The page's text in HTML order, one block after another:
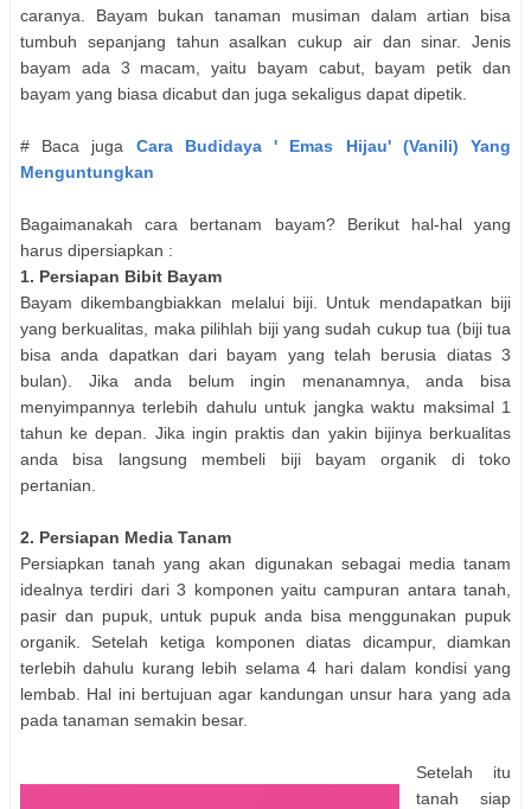
caranya. Bayam bukan tanaman musiman dalam artian bisa
tumbuh sepanjang tahun asalkan cukup air dan sinar. Jenis
bayam ada 3 macam, yaitu bayam cabut, bayam petik dan
bayam yang biasa dicabut dan juga sekaligus dapat dipetik.
# Baca juga Cara Budidaya ' Emas Hijau' (Vanili) Yang
Menguntungkan
Bagaimanakah cara bertanam bayam? Berikut hal-hal yang
harus dipersiapkan :
1. Persiapan Bibit Bayam
Bayam dikembangbiakkan melalui biji. Untuk mendapatkan biji
yang berkualitas, maka pilihlah biji yang sudah cukup tua (biji tua
bisa anda dapatkan dari bayam yang telah berusia diatas 3
bulan). Jika anda belum ingin menanamnya, anda bisa
menyimpannya terlebih dahulu untuk jangka waktu maksimal 1
tahun ke depan. Jika ingin praktis dan yakin bijinya berkualitas
anda bisa langsung membeli biji bayam organik di toko
pertanian.
2. Persiapan Media Tanam
Persiapkan tanah yang akan digunakan sebagai media tanam
idealnya terdiri dari 3 komponen yaitu campuran antara tanah,
pasir dan pupuk, untuk pupuk anda bisa menggunakan pupuk
organik. Setelah ketiga komponen diatas dicampur, diamkan
terlebih dahulu kurang lebih selama 4 hari dalam kondisi yang
lembab. Hal ini bertujuan agar kandungan unsur hara yang ada
pada tanaman semakin besar.
Setelah itu
tanah siap